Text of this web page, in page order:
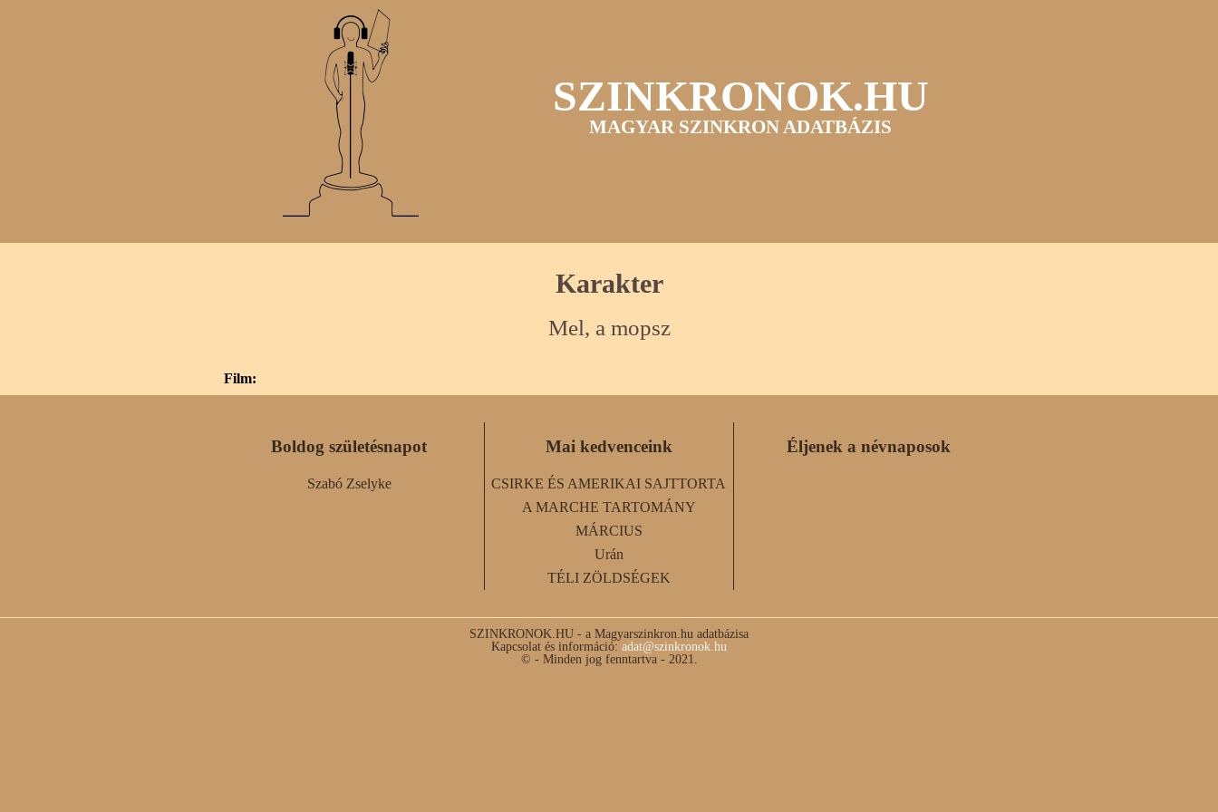
SZINKRONOK.HU
MAGYAR SZINKRON ADATBÁZIS
Karakter
Mel, a mopsz
Film:
Boldog születésnapot
Szabó Zselyke
Mai kedvenceink
CSIRKE ÉS AMERIKAI SAJTTORTA
A MARCHE TARTOMÁNY
MÁRCIUS
Urán
TÉLI ZÖLDSÉGEK
Éljenek a névnaposok
SZINKRONOK.HU - a Magyarszinkron.hu adatbázisa
Kapcsolat és információ: adat@szinkronok.hu
© - Minden jog fenntartva - 2021.